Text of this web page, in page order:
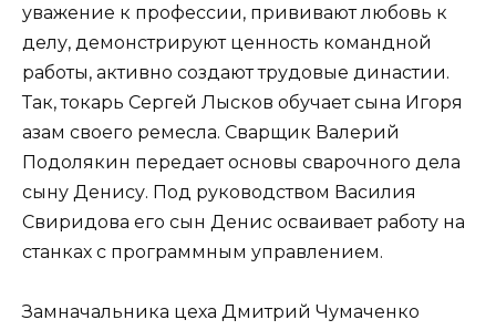
уважение к профессии, прививают любовь к
делу, демонстрируют ценность командной
работы, активно создают трудовые династии.
Так, токарь Сергей Лысков обучает сына Игоря
азам своего ремесла. Сварщик Валерий
Подолякин передает основы сварочного дела
сыну Денису. Под руководством Василия
Свиридова его сын Денис осваивает работу на
станках с программным управлением.
Замначальника цеха Дмитрий Чумаченко